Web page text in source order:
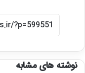
نوشته های مشابه